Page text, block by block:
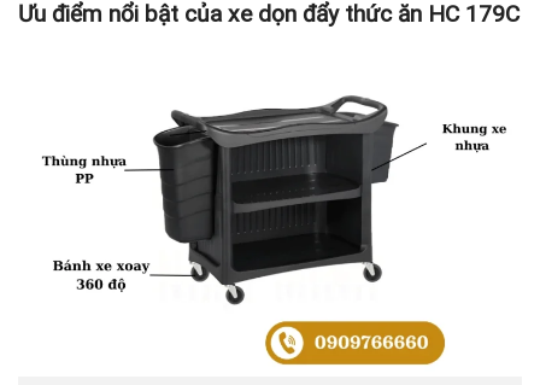
Ưu điểm nổi bật của xe dọn đẩy thức ăn HC 179C